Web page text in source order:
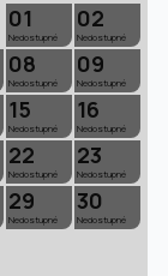
01
Nedostupné
02
Nedostupné
08
Nedostupné
09
Nedostupné
15
Nedostupné
16
Nedostupné
22
Nedostupné
23
Nedostupné
29
Nedostupné
30
Nedostupné